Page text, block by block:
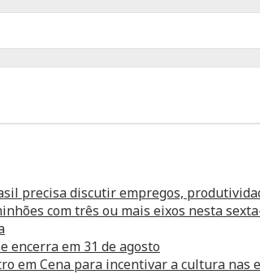
precisa discutir empregos,
com três ou mais eixos nesta
encerra em 31 de agosto
em Cena para incentivar a cultura nas